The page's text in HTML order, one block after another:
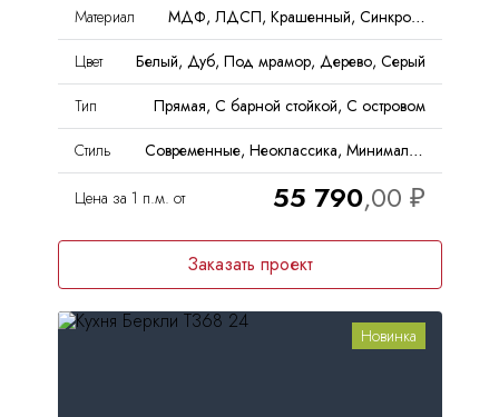
Материал
МДФ, ЛДСП, Крашенный, Синкрон, ДСП, Эмаль, Пластик
Цвет
Белый, Дуб, Под мрамор, Дерево, Серый
Тип
Прямая, С барной стойкой, С островом
Стиль
Современные, Неоклассика, Минимализм
Цена за 1 п.м. от 55 790
Заказать проект
Новинка